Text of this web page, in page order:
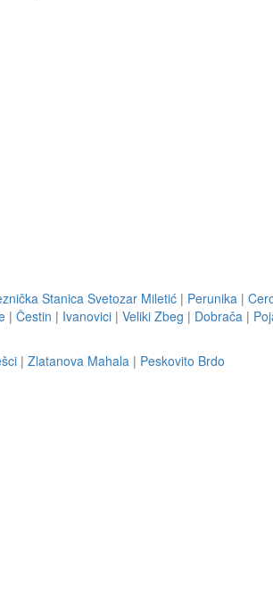
Stanica Svetozar Miletić | Perunika |
| Čestin | Ivanovici | Veliki Zbeg | Dobrača |
| Zlatanova Mahala | Peskovito Brdo